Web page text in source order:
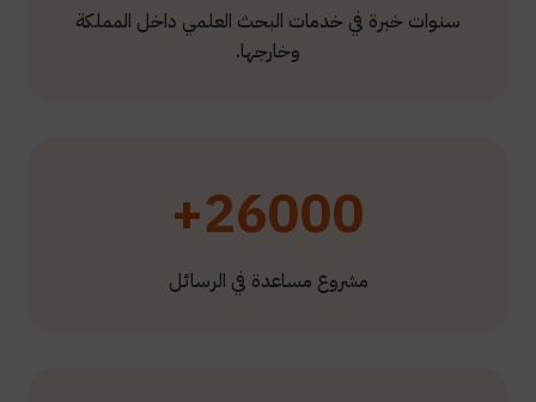
سنوات خبرة في خدمات البحث العلمي داخل المملكة
وخارجها.
26000+
مشروع مساعدة في الرسائل